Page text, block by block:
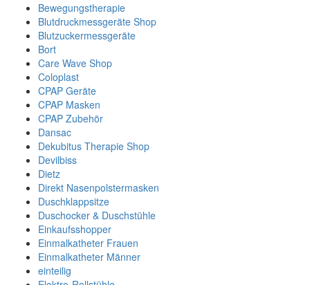
Bewegungstherapie
Blutdruckmessgeräte Shop
Blutzuckermessgeräte
Bort
Care Wave Shop
Coloplast
CPAP Geräte
CPAP Masken
CPAP Zubehör
Dansac
Dekubitus Therapie Shop
Devilbiss
Dietz
Direkt Nasenpolstermasken
Duschklappsitze
Duschocker & Duschstühle
Einkaufsshopper
Einmalkatheter Frauen
Einmalkatheter Männer
einteilig